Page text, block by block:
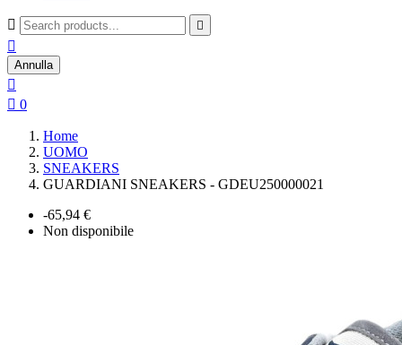
 

Annulla

 0
Home
UOMO
SNEAKERS
GUARDIANI SNEAKERS - GDEU250000021
-65,94 €
Non disponibile